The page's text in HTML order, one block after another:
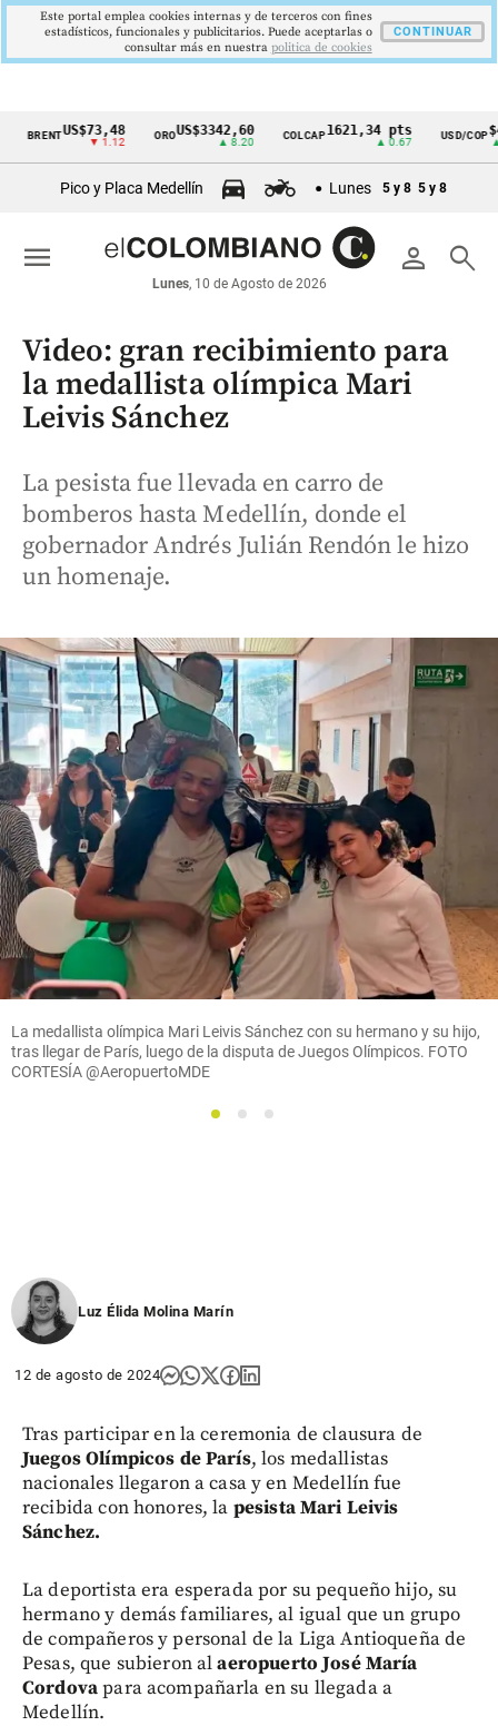
Cintillo
económicos
Colombia
US$73,48
▼ 1.12
ORO US$3342,60
▲ 8.20
COLCAP1621,34 pts USD/COP$4178
▲ 0.42
Pico y Placa Medellín Lunes 5 y 8 5 y 8
person search
Lunes, 10 de Agosto de 2026
menu
Video: gran recibimiento para
la medallista olímpica Mari
Leivis Sánchez
La pesista fue llevada en carro de
bomberos hasta Medellín, donde el
gobernador Andrés Julián Rendón le hizo
un homenaje.
La medallista olímpica Mari Leivis Sánchez con su hermano y su hijo,
tras llegar de París, luego de la disputa de Juegos Olímpicos. FOTO
CORTESÍA @AeropuertoMDE
1 2 3
Luz Élida Molina Marín
12 de agosto de 2024
Tras participar en la ceremonia de clausura de
Juegos Olímpicos de París, los medallistas
nacionales llegaron a casa y en Medellín fue
recibida con honores, la pesista Mari Leivis
Sánchez.
La deportista era esperada por su pequeño hijo, su
hermano y demás familiares, al igual que un grupo
de compañeros y personal de la Liga Antioqueña de
Pesas, que subieron alaeropuerto José María
Cordovapara acompañarla en su llegada a
Medellín.
Este portal emplea cookies internas y de terceros con fines
estadísticos, funcionales y publicitarios. Puede aceptarlas o
consultar más en nuestra politica de cookies
CONTINUAR